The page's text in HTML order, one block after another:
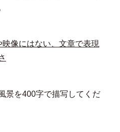
映像にはない、文章で表現
景を400字で描写してくだ